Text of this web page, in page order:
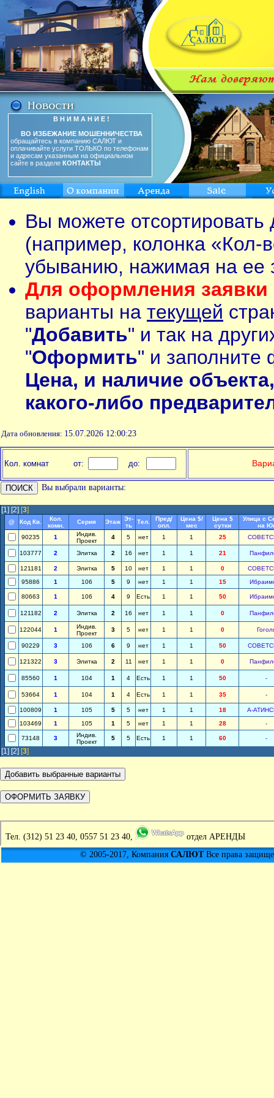
В Н И М А Н И Е !
ВО ИЗБЕЖАНИЕ МОШЕННИЧЕСТВА
обращайтесь в компанию САЛЮТ и
оплачивайте услуги ТОЛЬКО по телефонам
и адресам указанным на официальном
сайте в разделе КОНТАКТЫ
Вы можете
(например, колонка «Кол-
убыванию, нажимая на ее
Для оформления заявки
варианты на текущей
"Добавить" и так на
"Оформить" и заполните
Цена, и наличие
какого-либо
Дата обновления: 15.07.2026 12:00:23
Кол. комнат от: до:
Вы выбрали варианты:
[1] [2] [3]
@ Код Кв.
Кол.
комн.
Серия Этаж Эт-
ть
Тел.
Пред/
опл.
Цена $/
мес
Цена $
сутки
Улица с
на
90235
1
Индив.
Проект
4 5 нет 1 1 25
103777 2 Элитка 2 16 нет 1 1 21
121181 2 Элитка 5 10 нет 1 1 0
95886
1 106 5 9 нет 1 1 15
80663 1 106 4 9 Есть 1 1 50
121182 2 Элитка 2 16 нет 1 1 0
122044 1
Индив.
Проект
3 5 нет 1 1 0
90229 3 106 6 9 нет 1 1 50
121322 3 Элитка 2 11 нет 1 1 0
85560 1 104 1 4 Есть 1 1 50 -
53664 1 104 1 4 Есть 1 1 35 -
100809 1 105 5 5 нет 1 1 18
А-
103469
1 105 1 5 нет 1 1 28 -
73148 3
Индив.
Проект
5 5 Есть 1 1 60 -
[1] [2] [3]
Тел. (312) 51 23 40, 0557 51 23 40,
отдел АРЕНДЫ
© 2005-2017, Компания САЛЮТВсе права